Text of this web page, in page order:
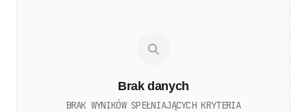
Brak danych
BRAK WYNIKÓW SPEŁNIAJĄCYCH KRYTERIA